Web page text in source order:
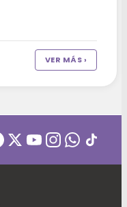
VER MÁS ›